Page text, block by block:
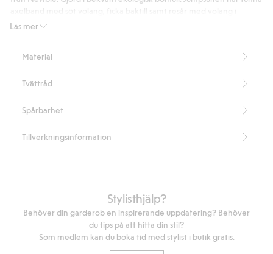
Läs mer
benslut. Knappar bak och i gren. Finns att matcha med mamma och
Artikelnummer
Material
Tvättråd
Spårbarhet
Tillverkningsinformation
Stylisthjälp?
Behöver din garderob en inspirerande uppdatering? Behöver
du tips på att hitta din stil?
Som medlem kan du boka tid med stylist i butik gratis.